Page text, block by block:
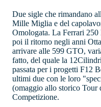
Due sigle che rimandano
Mille Miglia e del
Omologata. La Ferrari
poi il ritorno negli anni
arrivare alle 599 GTO,
fatto, del quale la
passata per i progetti F12
ultimi due con le loro
(omaggio allo storico Tour
Competizione.